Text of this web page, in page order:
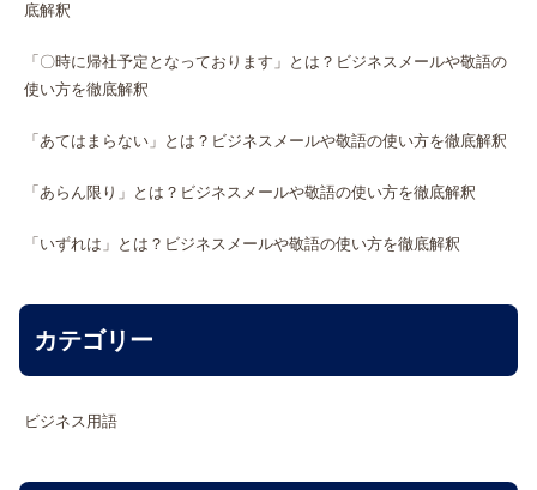
底解釈
「〇時に帰社予定となっております」とは？ビジネスメールや敬語の
使い方を徹底解釈
「あてはまらない」とは？ビジネスメールや敬語の使い方を徹底解釈
「あらん限り」とは？ビジネスメールや敬語の使い方を徹底解釈
「いずれは」とは？ビジネスメールや敬語の使い方を徹底解釈
カテゴリー
ビジネス用語